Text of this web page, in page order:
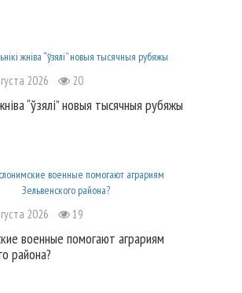
2026 20
“ўзялі” новыя тысячныя рубяжы
2026 19
военные помогают аграриям
района?